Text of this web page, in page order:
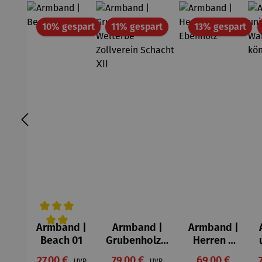
10% gespartRabatt
Durchschnittliche Bewertung von 5 von 5 Sternen
Armband |
Beach 01
Verkaufspreis:
11% gespartRabatt
Armband |
Grubenholz –
Welterbe
Verkaufspreis:Regulärer Preis:
13% gespart
Armband |
Herren –
aus